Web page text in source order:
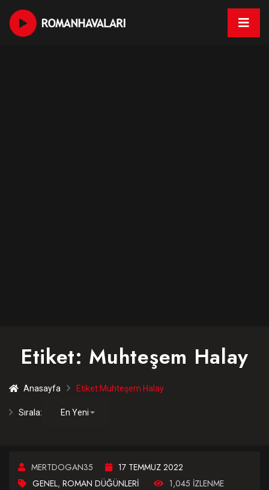
Etiket: Muhteşem Halay
Anasayfa Etiket:Muhteşem Halay
Sırala:
MERTDOGAN35
17 TEMMUZ 2022
GENEL, ROMAN DÜĞÜNLERI 1,045 IZLENME